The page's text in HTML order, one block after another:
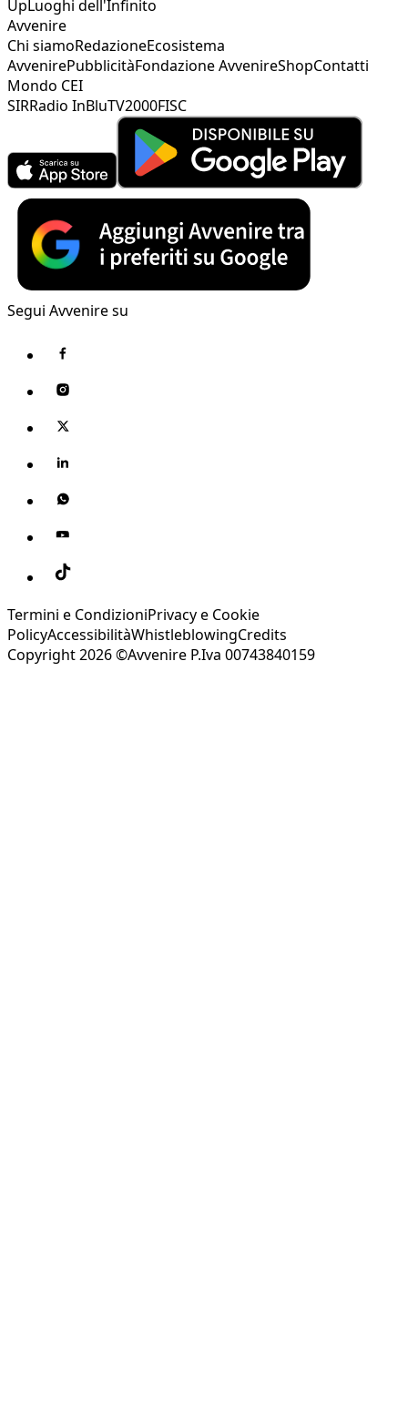
UpLuoghi dell'Infinito
Avvenire
Chi siamoRedazioneEcosistema
AvvenirePubblicitàFondazione AvvenireShopContatti
Mondo CEI
SIRRadio InBluTV2000FISC
Segui Avvenire su
Termini e CondizioniPrivacy e Cookie
PolicyAccessibilitàWhistleblowingCredits
Copyright 2026 ©Avvenire P.Iva 00743840159